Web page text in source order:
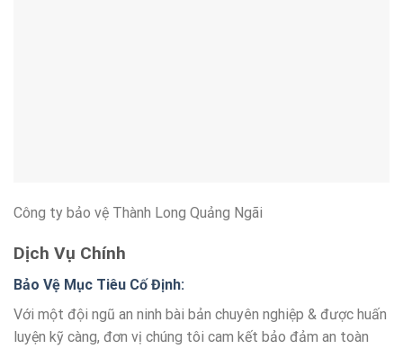
Công ty bảo vệ Thành Long Quảng Ngãi
Dịch Vụ Chính
Bảo Vệ Mục Tiêu Cố Định:
Với một đội ngũ an ninh bài bản chuyên nghiệp & được huấn
luyện kỹ càng, đơn vị chúng tôi cam kết bảo đảm an toàn